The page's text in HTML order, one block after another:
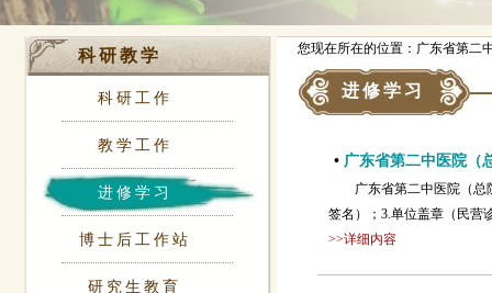
科研教学
科研工作
教学工作
进修学习
博士后工作站
研究生教育
您现在所在的位置：广东省第二
进修学习
• 广东省第二中医院（
广东省第二中医院（
签名）；3.单位盖章（民营
>>详细内容